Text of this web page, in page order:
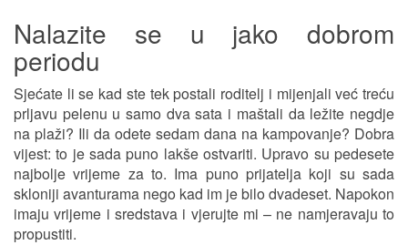
Nalazite se u jako dobrom
periodu
Sjećate li se kad ste tek postali roditelj i mijenjali već treću
prljavu pelenu u samo dva sata i maštali da ležite negdje
na plaži? Ili da odete sedam dana na kampovanje? Dobra
vijest: to je sada puno lakše ostvariti. Upravo su pedesete
najbolje vrijeme za to. Ima puno prijatelja koji su sada
skloniji avanturama nego kad im je bilo dvadeset. Napokon
imaju vrijeme i sredstava i vjerujte mi – ne namjeravaju to
propustiti.